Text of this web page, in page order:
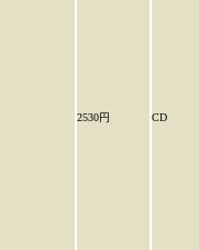
2530円 CD